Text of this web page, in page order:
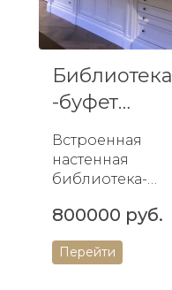
Библиотека
-буфет
встроенная
в стену б...
Встроенная
настенная
библиотека-
цвета с
открытыми
полками и
800000 руб.
Перейти